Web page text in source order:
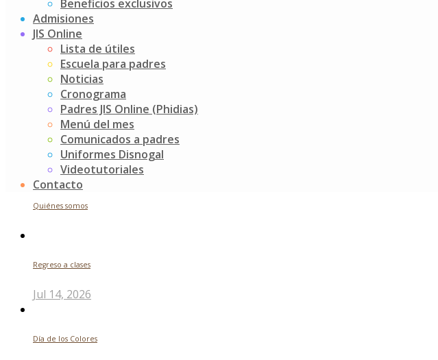
Beneficios exclusivos
Admisiones
JIS Online
Lista de útiles
Escuela para padres
Noticias
Cronograma
Padres JIS Online (Phidias)
Menú del mes
Comunicados a padres
Uniformes Disnogal
Videotutoriales
Contacto
Search
Noticias recientes
Futuros indagadores
Jul 24, 2026
Quiénes somos
Regreso a clases
Jul 14, 2026
Día de los Colores